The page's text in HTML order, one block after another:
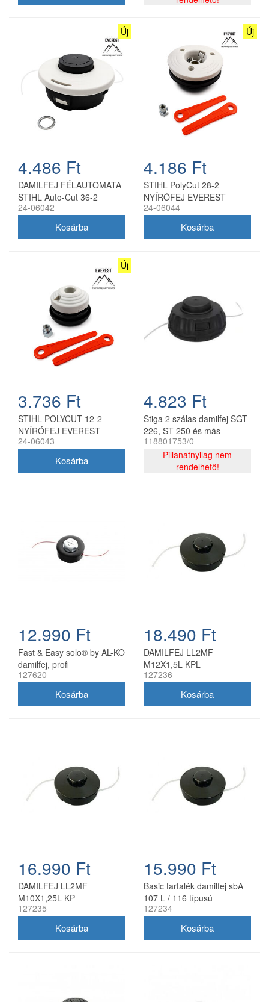
Új
4.486 Ft
DAMILFEJ FÉLAUTOMATA
STIHL Auto-Cut 36-2
10x1.0Z EVEREST
24-06042
Új
4.186 Ft
STIHL PolyCut 28-2
NYÍRÓFEJ EVEREST
24-06044
Új
3.736 Ft
STIHL POLYCUT 12-2
NYÍRÓFEJ EVEREST
24-06043
4.823 Ft
Stiga 2 szálas damilfej SGT
226, ST 250 és más
modellekhez 118801753/0
118801753/0
Pillanatnyilag nem
rendelhető!
12.990 Ft
Fast & Easy solo® by AL-KO
damilfej, profi
127620
18.490 Ft
DAMILFEJ LL2MF
M12X1,5L KPL
127236
16.990 Ft
DAMILFEJ LL2MF
M10X1,25L KP
127235
15.990 Ft
Basic tartalék damilfej sbA
107 L / 116 típusú
benzinmotoros fűkaszákhoz
127234